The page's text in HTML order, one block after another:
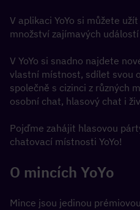
V aplikaci YoYo si můžete
množství zajímavých
V YoYo si snadno najdete
vlastní místnost, sdílet svou
společně s cizinci z různých
osobní chat, hlasový chat i
Pojďme zahájit hlasovou
chatovací místnosti YoYo!
O mincích YoYo
Mince jsou jedinou